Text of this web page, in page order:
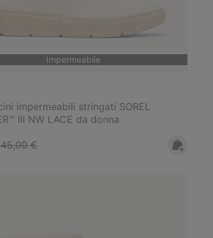
Impermeabile
impermeabili stringati SOREL
III NW LACE da donna
price:
€